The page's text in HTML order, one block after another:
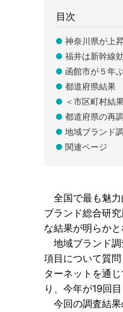
目次
神奈川県が上
福井は新幹線
函館市が５年
都道府県結果
＜市区町村結
都道府県の再
地域ブランド
関連ページ
全国で最も魅力
ブランド総合研
な結果が明らかと
地域ブランド調
項目について質
ターネットを通
り、今年が19回
今回の調査結果